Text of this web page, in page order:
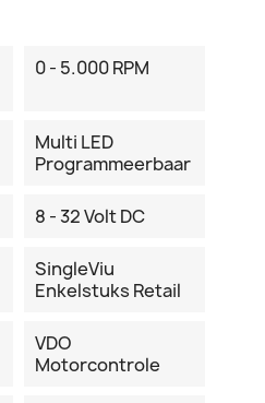
0 - 5.000 RPM
Multi LED
Programmeerbaar
8 - 32 Volt DC
SingleViu
Enkelstuks Retail
VDO
Motorcontrole